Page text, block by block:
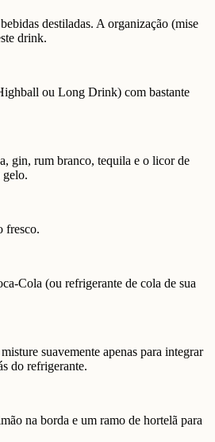
destiladas. A organização (mise
drink.
ou Long Drink) com bastante
gin, rum branco, tequila e o licor de
gelo.
fresco.
Cola (ou refrigerante de cola de sua
suavemente apenas para integrar
do refrigerante.
na borda e um ramo de hortelã para